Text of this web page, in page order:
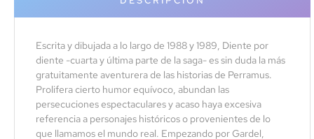
Escrita y dibujada a lo largo de 1988 y 1989, Diente por
diente -cuarta y última parte de la saga- es sin duda la más
gratuitamente aventurera de las historias de Perramus.
Prolifera cierto humor equívoco, abundan las
persecuciones espectaculares y acaso haya excesiva
referencia a personajes históricos o provenientes de lo
que llamamos el mundo real. Empezando por Gardel,